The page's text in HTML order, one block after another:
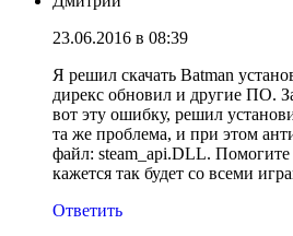
23.06.2016 в 08:39
Я решил скачать Batman
дирекс обновил и другие ПО.
вот эту ошибку, решил
та же проблема, и при этом
файл: steam_api.DLL.
кажется так будет со всеми
Ответить